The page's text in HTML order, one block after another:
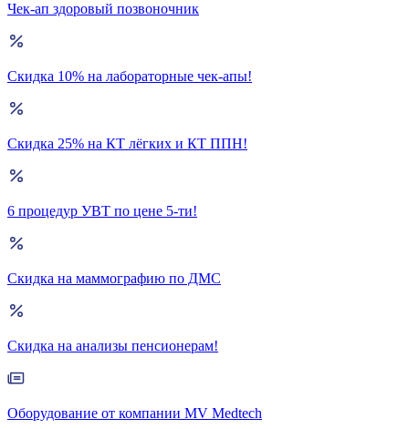
Чек-ап здоровый позвоночник
Скидка 10% на лабораторные чек-апы!
Скидка 25% на КТ лёгких и КТ ППН!
6 процедур УВТ по цене 5-ти!
Скидка на маммографию по ДМС
Скидка на анализы пенсионерам!
Оборудование от компании MV Medtech